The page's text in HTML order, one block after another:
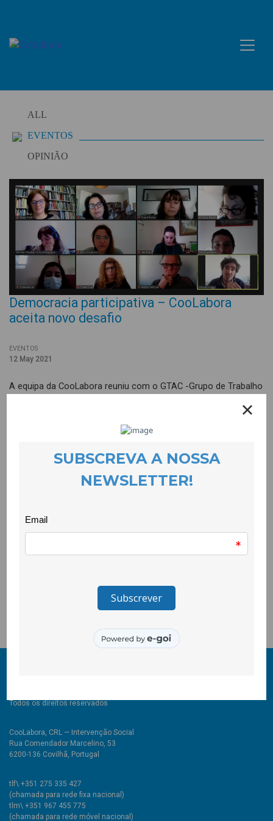
content
ALL
EVENTOS
OPINIÃO
Democracia participativa – CooLabora
aceita novo desafio
EVENTOS
12 May 2021
A equipa da CooLabora reuniu com o GTAC -Grupo de Trabalho
Barbosa e Manuel Arriaga, respondendo ao desafio que nos
lançaram para nos envolvermos activamente nesta iniciativa.
As Assembleias de Cidadãos têm o propósito de trazer algo
novo para o debate político em Portugal: a voz, reflectida e
informada, de cidadãos e cidadãs comuns, envolvendo as
participativa e inovadora. Pessoas comuns, que espelhem a
diversidade da sociedade portuguesa, são convidadas a
escutar e questionar, a analisar informação e a reflectir sobre
CooLabora aceitou o desafio e iremos caminhar
conjuntamente no reforço da democracia portuguesa.
Todos os direitos reservados
CooLabora, CRL — Intervenção Social
Rua Comendador Marcelino, 53
6200-136 Covilhã, Portugal
tlf\ +351 275 335 427
(chamada para rede fixa nacional)
tlm\ +351 967 455 775
(chamada para rede móvel nacional)